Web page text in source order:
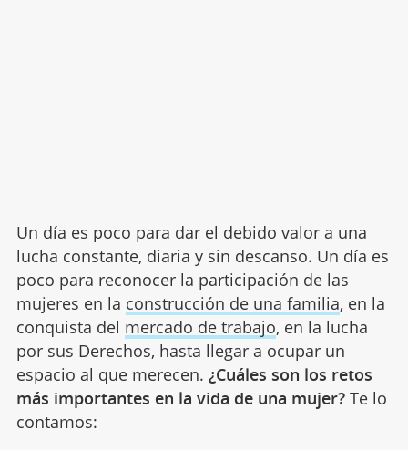
Un día es poco para dar el debido valor a una
lucha constante, diaria y sin descanso. Un día es
poco para reconocer la participación de las
mujeres en la construcción de una familia, en la
conquista del mercado de trabajo, en la lucha
por sus Derechos, hasta llegar a ocupar un
espacio al que merecen. ¿Cuáles son los retos
más importantes en la vida de una mujer?Te lo
contamos: